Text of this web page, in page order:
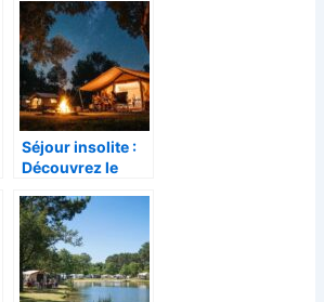
Guadeloupe pour
une expérience
authentique
Séjour insolite :
Découvrez le
Cormoran, un
havre de paix 5
étoiles pour une
expérience
unique